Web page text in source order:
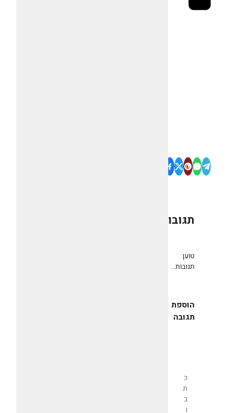
תגובות
טוען
תגובות...
הוספת
תגובה